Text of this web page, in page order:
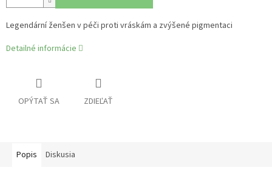
Legendární ženšen v péči proti vráskám a zvýšené pigmentaci
Detailné informácie
OPÝTAŤ SA ZDIEĽAŤ
Popis Diskusia